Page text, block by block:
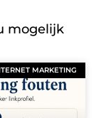
mogelijk
MARKETING